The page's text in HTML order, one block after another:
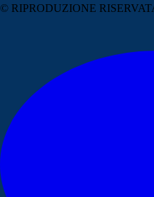
© RIPRODUZIONE